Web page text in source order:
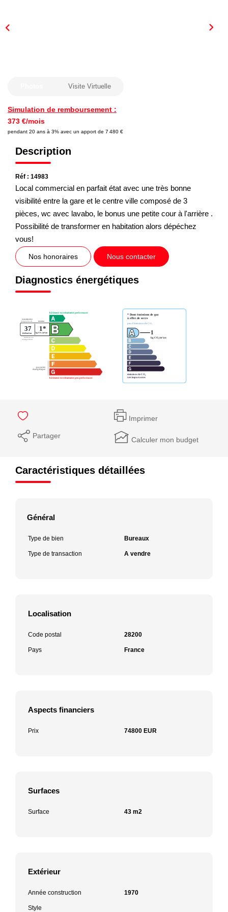
Simulation de remboursement :
373 €/mois
pendant 20 ans à 3% avec un apport de 7 480 €
Visite Virtuelle
Description
Réf : 14983
Local commercial en parfait état avec une très bonne
visibilité entre la gare et le centre ville composé de 3
pièces, wc avec lavabo, le bonus une petite cour à l'arrière .
Possibilité de transformer en habitation alors dépéchez
vous!
Nos honoraires Nous contacter
Diagnostics énergétiques
Imprimer
Partager Calculer mon budget
Caractéristiques détaillées
Général
Type de bien Bureaux
Type de transaction A vendre
Localisation
Code postal 28200
Pays France
Aspects financiers
Prix 74800 EUR
Surfaces
Surface 43 m2
Extérieur
Année construction 1970
Style